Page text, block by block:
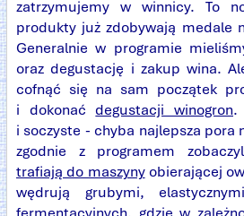
zatrzymujemy w winnicy. To
produkty już zdobywają medale
Generalnie w programie
oraz degustację i zakup wina.
cofnąć się na sam początek
i dokonać degustacji winogron.
i soczyste - chyba najlepsza pora
zgodnie z programem
trafiają do maszynyobierającej
wędrują grubymi,